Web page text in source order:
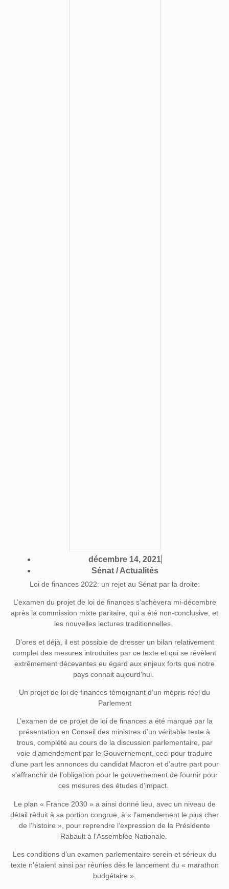
décembre 14, 2021
Sénat / Actualités
Loi de finances 2022: un rejet au Sénat par la droite:
L’examen du projet de loi de finances s’achèvera mi-décembre
après la commission mixte paritaire, qui a été non-conclusive, et
les nouvelles lectures traditionnelles.
D’ores et déjà, il est possible de dresser un bilan relativement
complet des mesures introduites par ce texte et qui se révèlent
extrêmement décevantes eu égard aux enjeux forts que notre
pays connait aujourd’hui.
Un projet de loi de finances témoignant d’un mépris réel du
Parlement
L’examen de ce projet de loi de finances a été marqué par la
présentation en Conseil des ministres d’un véritable texte à
trous, complété au cours de la discussion parlementaire, par
voie d’amendement par le Gouvernement, ceci pour traduire
d’une part les annonces du candidat Macron et d’autre part pour
s’affranchir de l’obligation pour le gouvernement de fournir pour
ces mesures des études d’impact.
Le plan « France 2030 » a ainsi donné lieu, avec un niveau de
détail réduit à sa portion congrue, à « l’amendement le plus cher
de l’histoire », pour reprendre l’expression de la Présidente
Rabault à l’Assemblée Nationale.
Les conditions d’un examen parlementaire serein et sérieux du
texte n’étaient ainsi par réunies dès le lancement du « marathon
budgétaire ».